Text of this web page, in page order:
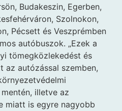
Budakeszin, Egerben,
Szolnokon,
Pécsett és Veszprémben
autóbuszok. „Ezek a
tömegközlekedést és
az autózással szemben,
illetve az
miatt is egyre nagyobb